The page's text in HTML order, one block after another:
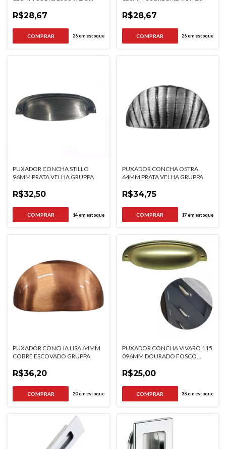
R$28,67
26em estoque
R$28,67
26em estoque
PUXADOR CONCHA STILLO
96MM PRATA VELHA GRUPPA
R$32,50
14em estoque
PUXADOR CONCHA OSTRA
64MM PRATA VELHA GRUPPA
R$34,75
17em estoque
PUXADOR CONCHA LISA 64MM
COBRE ESCOVADO GRUPPA
R$36,20
20em estoque
PUXADOR CONCHA VIVARO 115
096MM DOURADO FOSCO
R$25,00
38em estoque